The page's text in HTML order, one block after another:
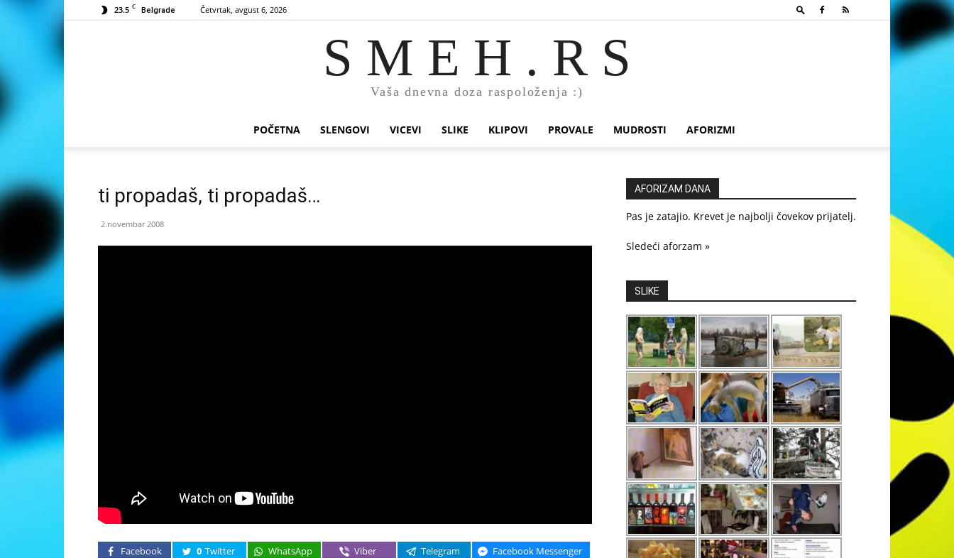
23.5 C Belgrade Četvrtak, avgust 6, 2026
S M E H . R S
Vaša dnevna doza raspoloženja :)
POČETNA SLENGOVI VICEVI SLIKE KLIPOVI PROVALE MUDROSTI AFORIZMI
ti propadaš, ti propadaš…
2.novembar 2008
Facebook 0 Twitter WhatsApp Viber Telegram Facebook Messenger
AFORIZAM DANA
Pas je zatajio. Krevet je najbolji čovekov prijatelj.
Sledeći aforzam »
SLIKE